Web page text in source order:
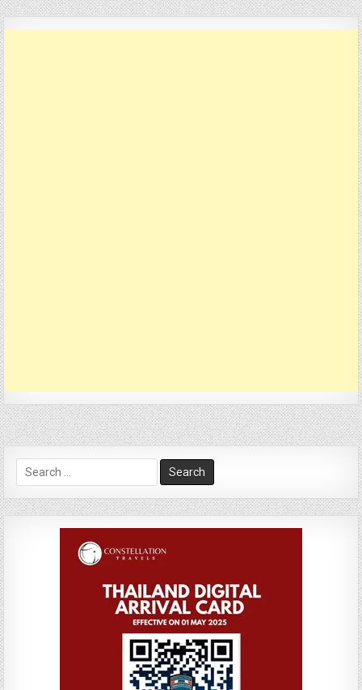
Search
for: